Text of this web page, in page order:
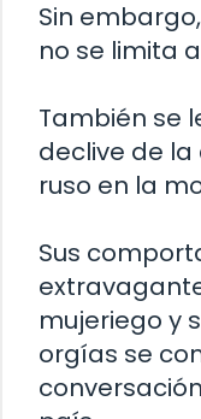
Sin
no se limita
También se
declive de
ruso en la
Sus
mujeriego y
orgías se